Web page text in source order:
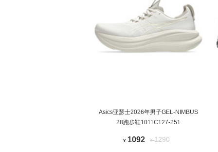
Asics亚瑟士2026年男子GEL-NIMBUS
28跑步鞋1011C127-251
¥ 1092 ¥1290